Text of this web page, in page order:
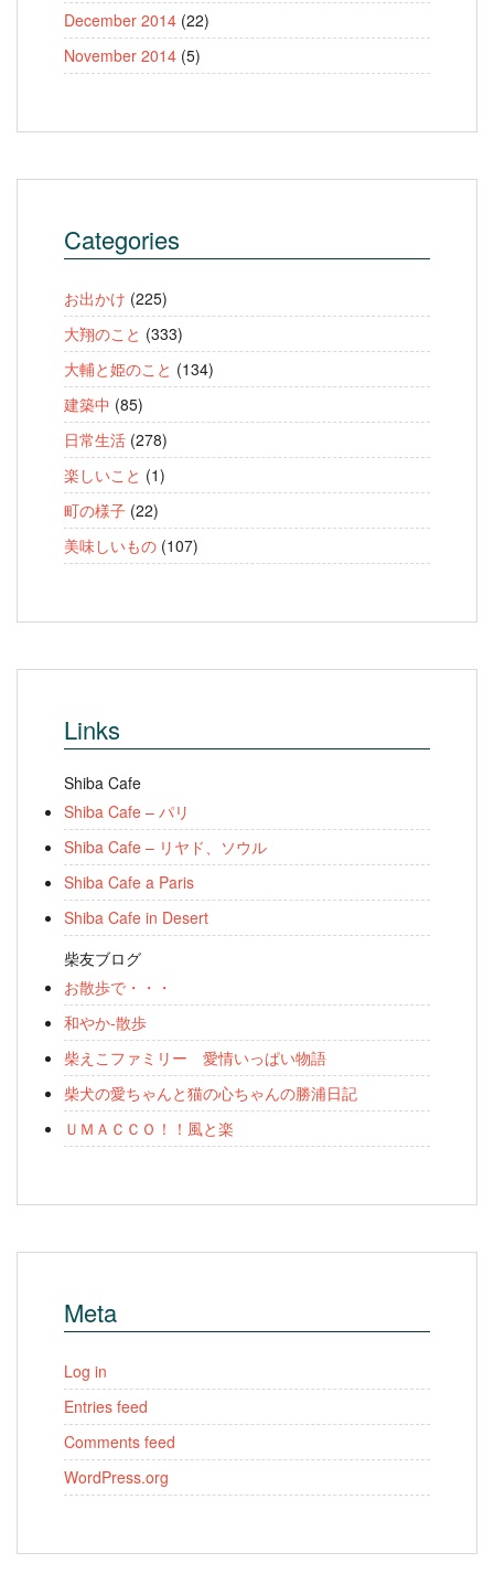
December 2014 (22)
November 2014 (5)
Categories
お出かけ (225)
大翔のこと (333)
大輔と姫のこと (134)
建築中 (85)
日常生活 (278)
楽しいこと (1)
町の様子 (22)
美味しいもの (107)
Links
Shiba Cafe
Shiba Cafe – パリ
Shiba Cafe – リヤド、ソウル
Shiba Cafe a Paris
Shiba Cafe in Desert
柴友ブログ
お散歩で・・・
和やか-散歩
柴えこファミリー 愛情いっぱい物語
柴犬の愛ちゃんと猫の心ちゃんの勝浦日記
ＵＭＡＣＣＯ！！風と楽
Meta
Log in
Entries feed
Comments feed
WordPress.org